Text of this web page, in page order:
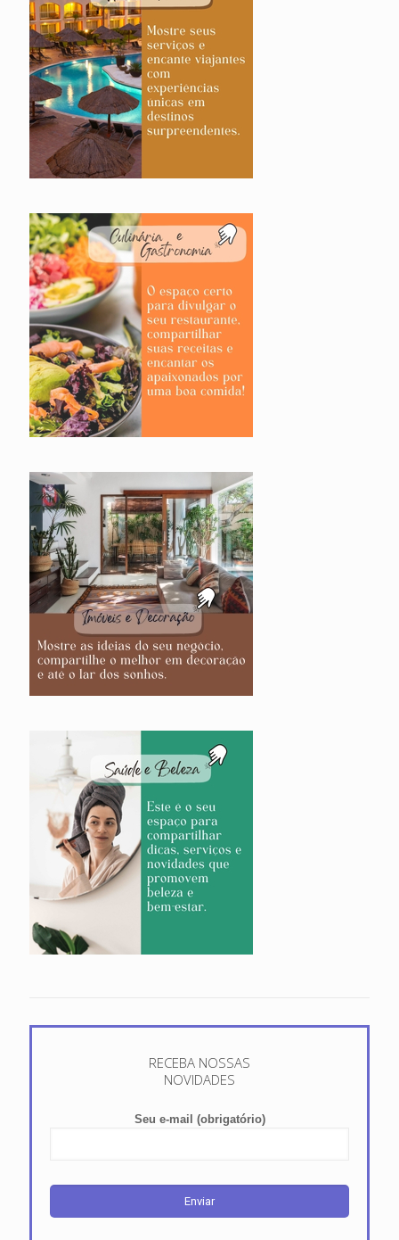
RECEBA NOSSAS
NOVIDADES
Seu e-mail (obrigatório)